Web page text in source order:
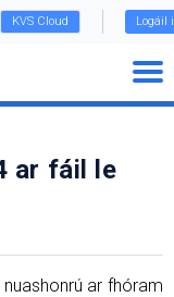
KVS Cloud Logáil
ar fáil le
ar fhóram